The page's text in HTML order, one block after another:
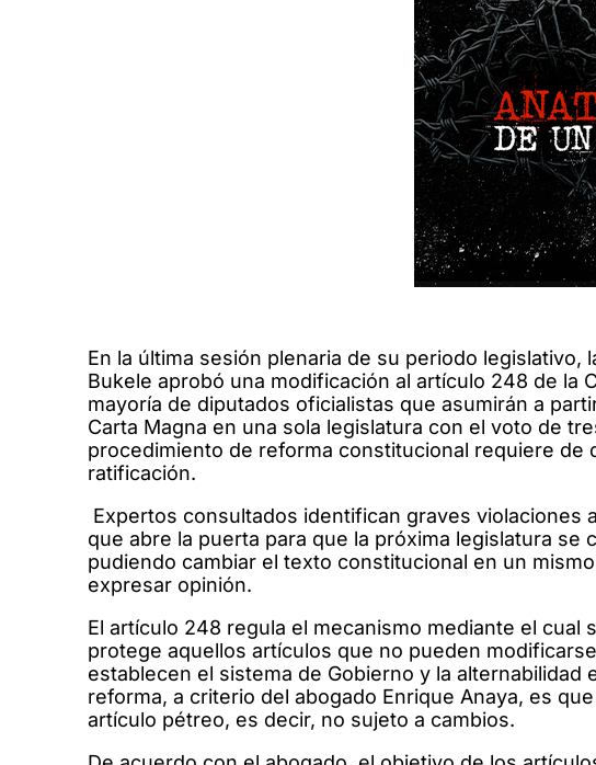
En la última sesión plenaria de su periodo
Bukele aprobó una modificación al artículo 248 de la
mayoría de diputados oficialistas que asumirán a
Carta Magna en una sola legislatura con el voto de
procedimiento de reforma constitucional requiere de
ratificación.
Expertos consultados identifican graves violaciones
que abre la puerta para que la próxima legislatura se
pudiendo cambiar el texto constitucional en un
expresar opinión.
El artículo 248 regula el mecanismo mediante el
protege aquellos artículos que no pueden
establecen el sistema de Gobierno y la
reforma, a criterio del abogado Enrique Anaya, es
artículo pétreo, es decir, no sujeto a cambios.